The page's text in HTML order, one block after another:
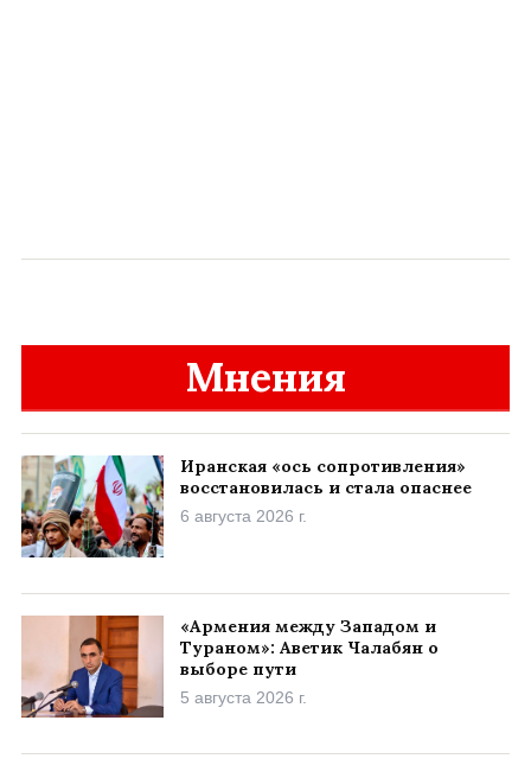
Мнения
Иранская «ось сопротивления»
восстановилась и стала опаснее
6 августа 2026 г.
«Армения между Западом и
Тураном»: Аветик Чалабян о
выборе пути
5 августа 2026 г.